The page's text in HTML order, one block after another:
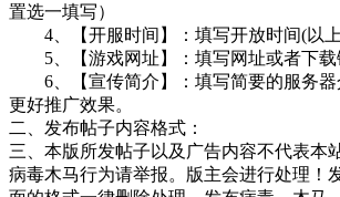
置选一填写）
4、【开服时间】：填写开放时间(以上
5、【游戏网址】：填写网址或者下载
6、【宣传简介】：填写简要的服务器
更好推广效果。
二、发布帖子内容格式：
三、本版所发帖子以及广告内容不代表本
病毒木马行为请举报。版主会进行处理！